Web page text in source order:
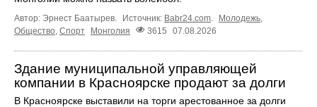
Автор: Эрнест Баатырев. Источник: Babr24.com. Молодежь,
Общество Спорт Монголия 3615 07.08.2026
Здание муниципальной управляющей
компании в Красноярске продают за долги
В Красноярске выставили на торги арестованное за долги